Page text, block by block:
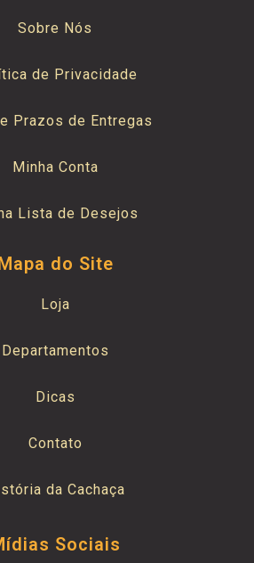
Sobre Nós
de Privacidade
Prazos de Entregas
Minha Conta
Lista de Desejos
do Site
Loja
Departamentos
Dicas
Contato
da Cachaça
Sociais